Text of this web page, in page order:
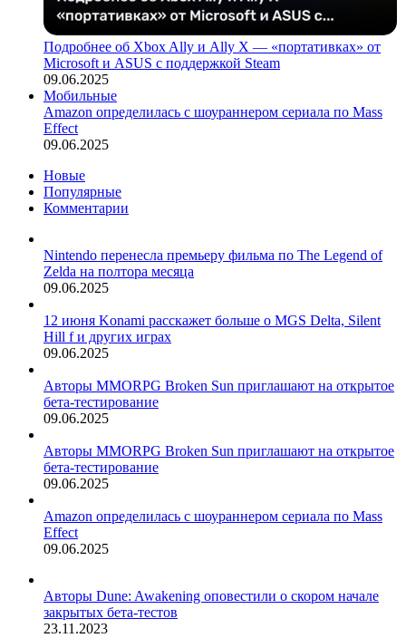
Подробнее об Xbox Ally и Ally X — «портативках» от
Microsoft и ASUS с поддержкой Steam
09.06.2025
Мобильные
Amazon определилась с шоураннером сериала по Mass
Effect
09.06.2025
Новые
Популярные
Комментарии
Nintendo перенесла премьеру фильма по The Legend of
Zelda на полтора месяца
09.06.2025
12 июня Konami расскажет больше о MGS Delta, Silent
Hill f и других играх
09.06.2025
Авторы MMORPG Broken Sun приглашают на открытое
бета-тестирование
09.06.2025
Авторы MMORPG Broken Sun приглашают на открытое
бета-тестирование
09.06.2025
Amazon определилась с шоураннером сериала по Mass
Effect
09.06.2025
Авторы Dune: Awakening оповестили о скором начале
закрытых бета-тестов
23.11.2023